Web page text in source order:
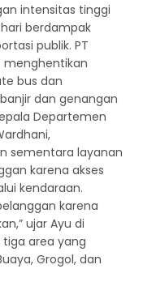
intensitas tinggi
berdampak
publik. PT
menghentikan
bus dan
dan genangan
Departemen
sementara layanan
karena akses
kendaraan.
karena
ujar Ayu di
area yang
Grogol, dan